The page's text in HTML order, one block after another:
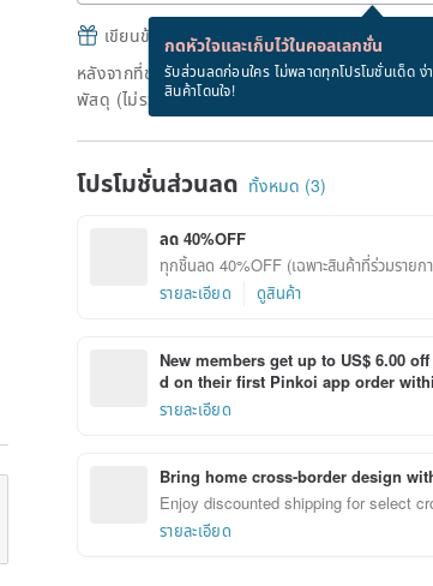
กดหัวใจและเก็บไว้ในคอลเลกชั่น
รับส่วนลดก่อนใคร ไม่พลาดทุกโปรโมชั่นเด็ด
สินค้าโดนใจ!
เขียนข้อความและส่ง eCard ฟรีเมื่อซื้อสินค้า!
หลังจากที่ชำระเงินถึงวันที่จะจัดส่งสินค้า จะใช้เวลา
พัสดุ (ไม่รวมวันหยุด)
โปรโมชั่นส่วนลด ทั้งหมด (3)
ลด 40%OFF
ทุกชิ้นลด 40%OFF (เฉพาะสินค้าที่ร่วมรายก
รายละเอียด
ดูสินค้า
New members get up to US$ 6.00
d on their first Pinkoi app order
รายละเอียด
Bring home cross-border design
Enjoy discounted shipping for select
รายละเอียด